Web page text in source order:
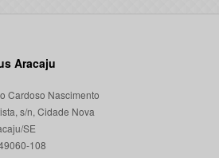
Aracaju
Cardoso Nascimento
s/n, Cidade Nova
SE
108